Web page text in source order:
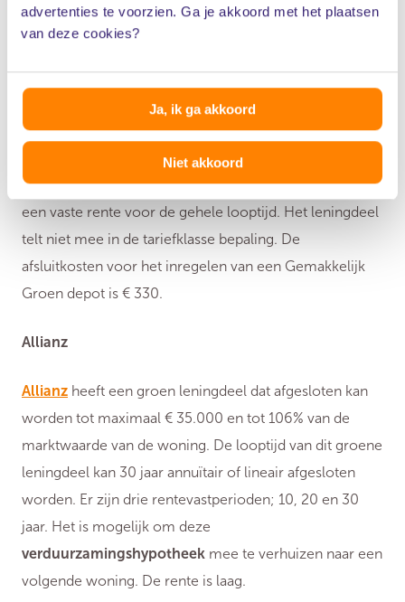
advertenties te voorzien. Ga je akkoord met het plaatsen
van deze cookies?
Ja, ik ga akkoord
Niet akkoord
Energiebespaarbudget (EBB) een duurzaamheidskorting
voor een bedrag van maximaal € 30.000.
Venn Hypothekenbiedt GemakkelijkGroen aan.
Minimaal € 5.000 en maximaal € 10.000 kan
toegevoegd worden aan de totale hypotheek. Dit tegen
een vaste rente voor de gehele looptijd. Het leningdeel
telt niet mee in de tariefklasse bepaling. De
afsluitkosten voor het inregelen van een Gemakkelijk
Groen depot is € 330.
Allianz
Allianz heeft een groen leningdeel dat afgesloten kan
worden tot maximaal € 35.000 en tot 106% van de
marktwaarde van de woning. De looptijd van dit groene
leningdeel kan 30 jaar annuïtair of lineair afgesloten
worden. Er zijn drie rentevastperioden; 10, 20 en 30
jaar. Het is mogelijk om deze
verduurzamingshypotheek mee te verhuizen naar een
volgende woning. De rente is laag.